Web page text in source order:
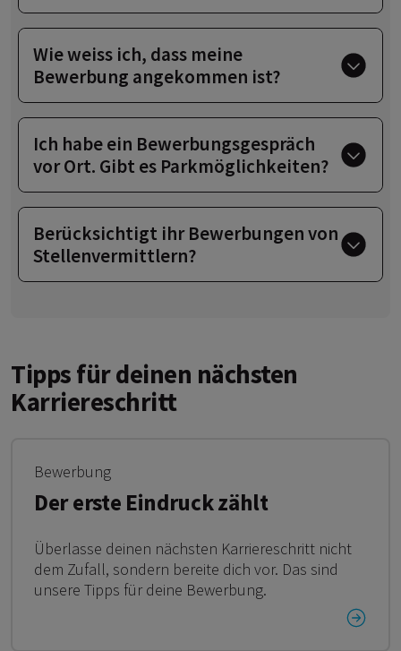
Wie weiss ich, dass meine
Bewerbung angekommen ist?
Ich habe ein Bewerbungsgespräch
vor Ort. Gibt es Parkmöglichkeiten?
Berücksichtigt ihr Bewerbungen von
Stellenvermittlern?
Tipps für deinen nächsten
Karriereschritt
Bewerbung
Der erste Eindruck zählt
Überlasse deinen nächsten Karriereschritt nicht
dem Zufall, sondern bereite dich vor. Das sind
unsere Tipps für deine Bewerbung.